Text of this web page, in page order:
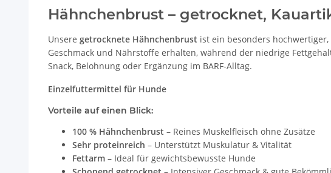
Hähnchenbrust – getrocknet,
Unsere getrocknete Hähnchenbrust ist ein besonders
Geschmack und Nährstoffe erhalten, während der niedrige
Snack, Belohnung oder Ergänzung im BARF-Alltag.
Einzelfuttermittel für Hunde
Vorteile auf einen Blick:
100 % Hähnchenbrust – Reines Muskelfleisch ohne Zusätze
Sehr proteinreich – Unterstützt Muskulatur & Vitalität
Fettarm – Ideal für gewichtsbewusste Hunde